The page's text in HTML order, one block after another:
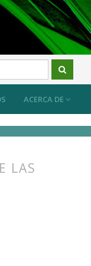
ACERCA DE
LAS